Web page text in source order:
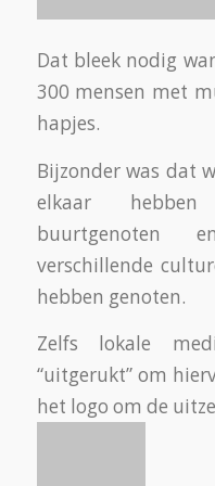
het logo om de
Onderstaande
beschikbaar
Waarvoor hartelijk